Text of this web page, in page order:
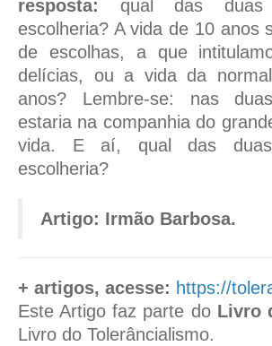
resposta: qual das duas
escolheria? A vida de 10 anos
de escolhas, a que
delícias, ou a vida da
anos? Lembre-se: nas
estaria na companhia do
vida. E aí, qual das
escolheria?
Artigo: Irmão Barbosa.
+ artigos, acesse: https://
Este Artigo faz parte do Livro
Livro do Tolerâncialismo.